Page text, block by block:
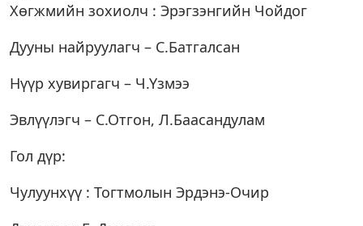
Хөгжмийн зохиолч : Эрэгзэнгийн Чойдог
Дууны найруулагч – С.Батгалсан
Нүүр хувиргагч – Ч.Үзмээ
Эвлүүлэгч – С.Отгон, Л.Баасандулам
Гол дүр:
Чулуунхүү : Тогтмолын Эрдэнэ-Очир